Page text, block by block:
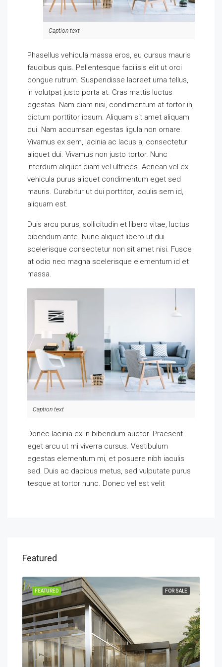
Caption text
Phasellus vehicula massa eros, eu cursus mauris
faucibus quis. Pellentesque facilisis elit ut orci
congue rutrum. Suspendisse laoreet urna tellus,
in volutpat justo porta at. Cras mattis luctus
egestas. Nam diam nisi, condimentum at tortor in,
dictum porttitor ipsum. Aliquam sit amet aliquam
dui. Nam accumsan egestas ligula non ornare.
Vivamus ex sem, lacinia ac lacus a, consectetur
aliquet dui. Vivamus non justo tortor. Nunc
interdum aliquet diam vel ultrices. Aenean vel ex
vehicula purus aliquet condimentum eget sed
mauris. Curabitur ut dui porttitor, iaculis sem id,
aliquam est.
Duis arcu purus, sollicitudin et libero vitae, luctus
bibendum ante. Nunc aliquet libero ut dui
scelerisque consectetur non sit amet nisi. Fusce
at odio nec magna scelerisque elementum id et
massa.
Caption text
Donec lacinia ex in bibendum auctor. Praesent
eget arcu ut mi viverra cursus. Vestibulum
egestas elementum mi, et posuere nibh iaculis
sed. Duis ac dapibus metus, sed vulputate purus
tesque at tortor nunc. Donec vel est velit
Featured
FOR SALE
FEATURED